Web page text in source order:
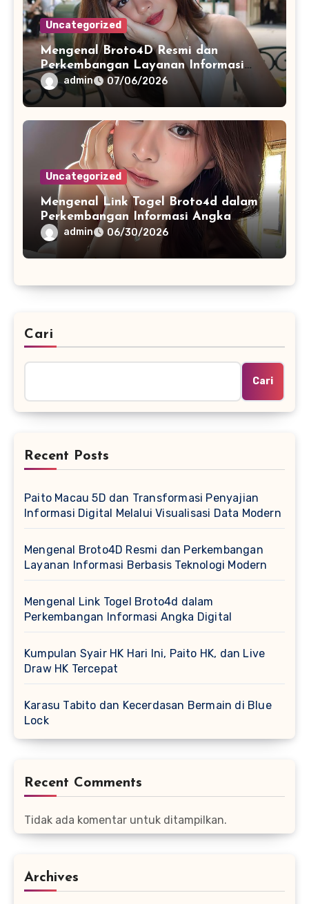
Uncategorized
Mengenal Broto4D Resmi dan
Perkembangan Layanan Informasi
Berbasis Teknologi Modern
admin 07/06/2026
Uncategorized
Mengenal Link Togel Broto4d dalam
Perkembangan Informasi Angka
Digital
admin 06/30/2026
Cari
Cari
Recent Posts
Paito Macau 5D dan Transformasi Penyajian
Informasi Digital Melalui Visualisasi Data Modern
Mengenal Broto4D Resmi dan Perkembangan
Layanan Informasi Berbasis Teknologi Modern
Mengenal Link Togel Broto4d dalam
Perkembangan Informasi Angka Digital
Kumpulan Syair HK Hari Ini, Paito HK, dan Live
Draw HK Tercepat
Karasu Tabito dan Kecerdasan Bermain di Blue
Lock
Recent Comments
Tidak ada komentar untuk ditampilkan.
Archives